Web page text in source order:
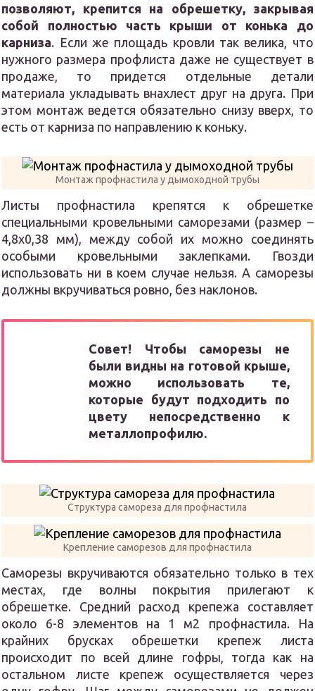
позволяют, крепится на обрешетку, закрывая
собой полностью часть крыши от конька до
карниза. Если же площадь кровли так велика, что
нужного размера профлиста даже не существует в
продаже, то придется отдельные детали
материала укладывать внахлест друг на друга. При
этом монтаж ведется обязательно снизу вверх, то
есть от карниза по направлению к коньку.
Монтаж профнастила у дымоходной трубы
Листы профнастила крепятся к обрешетке
специальными кровельными саморезами (размер –
4,8х0,38 мм), между собой их можно соединять
особыми кровельными заклепками. Гвозди
использовать ни в коем случае нельзя. А саморезы
должны вкручиваться ровно, без наклонов.
Совет! Чтобы саморезы не
были видны на готовой крыше,
можно использовать те,
которые будут подходить по
цвету непосредственно к
металлопрофилю.
Структура самореза для профнастила
Крепление саморезов для профнастила
Саморезы вкручиваются обязательно только в тех
местах, где волны покрытия прилегают к
обрешетке. Средний расход крепежа составляет
около 6-8 элементов на 1 м2
профнастила. На
крайних брусках обрешетки крепеж листа
происходит по всей длине гофры, тогда как на
остальном листе крепеж осуществляется через